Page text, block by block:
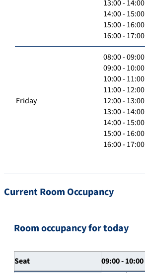
13:00 - 14:00
14:00 - 15:00
15:00 - 16:00
16:00 - 17:00
Friday
08:00 - 09:00
09:00 - 10:00
10:00 - 11:00
11:00 - 12:00
12:00 - 13:00
13:00 - 14:00
14:00 - 15:00
15:00 - 16:00
16:00 - 17:00
Current Room Occupancy
Room occupancy for today
Seat 09:00 - 10:00